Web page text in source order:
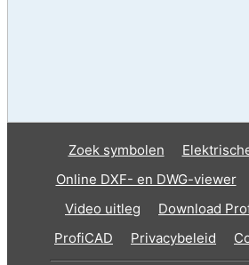
Zoek symbolen
Online DXF- en DWG-viewer
Video uitleg
Download
ProfiCAD
Privacybeleid